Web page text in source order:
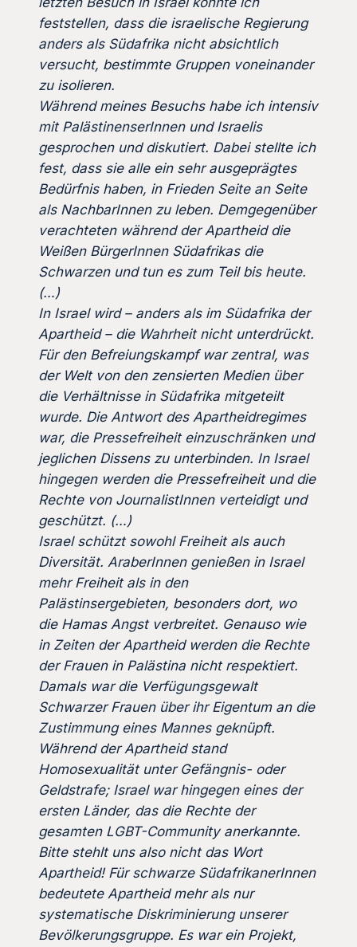
feststellen, dass die israelische Regierung
anders als Südafrika nicht absichtlich
versucht, bestimmte Gruppen voneinander
zu isolieren.
Während meines Besuchs habe ich intensiv
mit PalästinenserInnen und Israelis
gesprochen und diskutiert. Dabei stellte ich
fest, dass sie alle ein sehr ausgeprägtes
Bedürfnis haben, in Frieden Seite an Seite
als NachbarInnen zu leben. Demgegenüber
verachteten während der Apartheid die
Weißen BürgerInnen Südafrikas die
Schwarzen und tun es zum Teil bis heute.
(…)
In Israel wird – anders als im Südafrika der
Apartheid – die Wahrheit nicht unterdrückt.
Für den Befreiungskampf war zentral, was
der Welt von den zensierten Medien über
die Verhältnisse in Südafrika mitgeteilt
wurde. Die Antwort des Apartheidregimes
war, die Pressefreiheit einzuschränken und
jeglichen Dissens zu unterbinden. In Israel
hingegen werden die Pressefreiheit und die
Rechte von JournalistInnen verteidigt und
geschützt. (…)
Israel schützt sowohl Freiheit als auch
Diversität. AraberInnen genießen in Israel
mehr Freiheit als in den
Palästinsergebieten, besonders dort, wo
die Hamas Angst verbreitet. Genauso wie
in Zeiten der Apartheid werden die Rechte
der Frauen in Palästina nicht respektiert.
Damals war die Verfügungsgewalt
Schwarzer Frauen über ihr Eigentum an die
Zustimmung eines Mannes geknüpft.
Während der Apartheid stand
Homosexualität unter Gefängnis- oder
Geldstrafe; Israel war hingegen eines der
ersten Länder, das die Rechte der
gesamten LGBT-Community anerkannte.
Bitte stehlt uns also nicht das Wort
Apartheid! Für schwarze SüdafrikanerInnen
bedeutete Apartheid mehr als nur
systematische Diskriminierung unserer
Bevölkerungsgruppe. Es war ein Projekt,